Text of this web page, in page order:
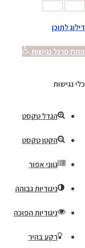
דילוג לתוכן
פתח סרגל נגישות
כלי נגישות
הגדל טקסט
הקטן טקסט
גווני אפור
ניגודיות גבוהה
ניגודיות הפוכה
רקע בהיר